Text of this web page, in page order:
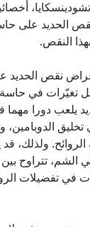
الحديد على
النقص.
نقص
تغيّرات في
يلعب دورا
الروائح. ولذلك،
الشم، تتراوح
في تفضيلات